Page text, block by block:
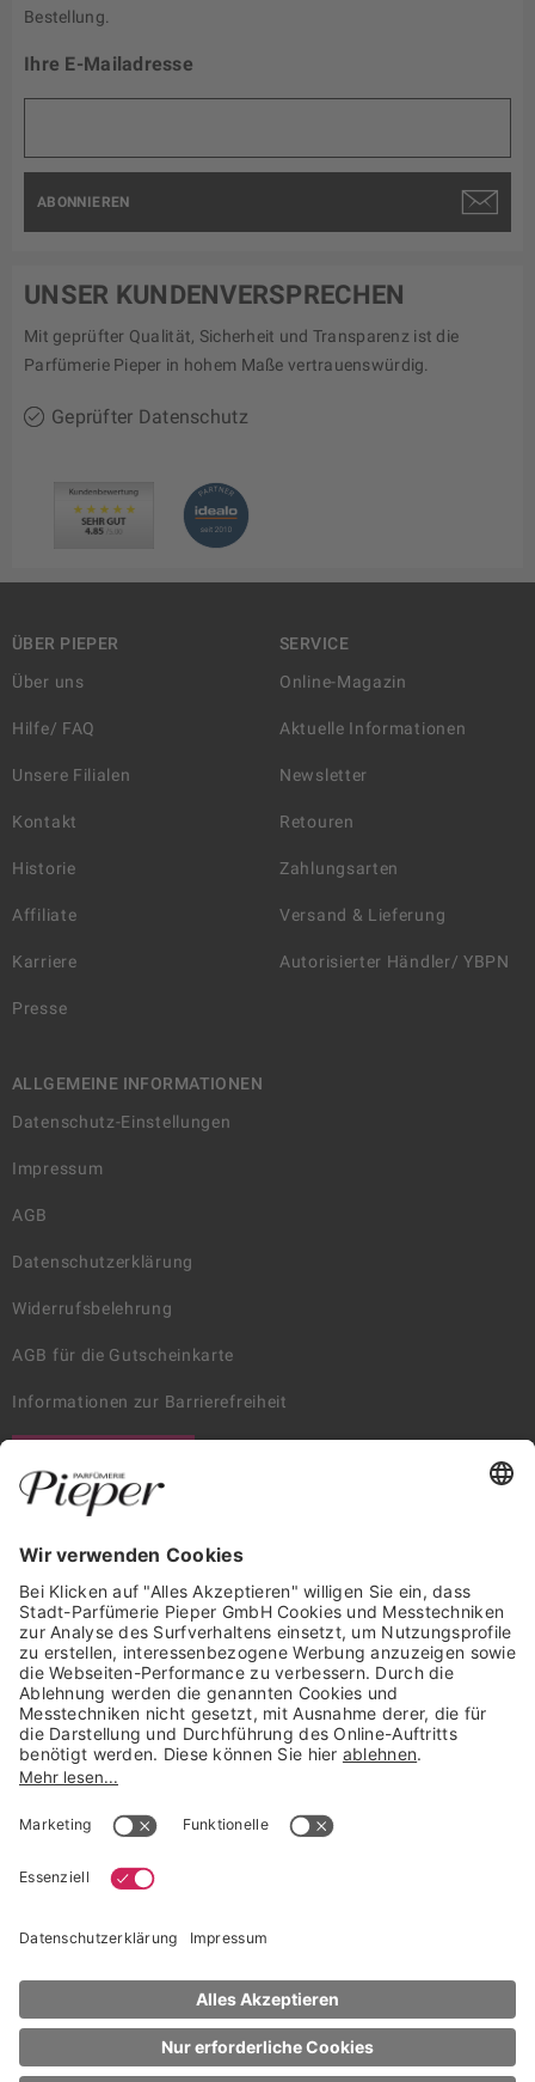
Eye Makeup
Idôle Tint
Bestellung.
Ihre E-Mailadresse
ABONNIEREN
UNSER KUNDENVERSPRECHEN
Mit geprüfter Qualität, Sicherheit und Transparenz ist die
Parfümerie Pieper in hohem Maße vertrauenswürdig.
Geprüfter Datenschutz
ÜBER PIEPER
Über uns
Hilfe/ FAQ
Unsere Filialen
Kontakt
Historie
Affiliate
Karriere
Presse
SERVICE
Online-Magazin
Aktuelle Informationen
Newsletter
Retouren
Zahlungsarten
Versand & Lieferung
Autorisierter Händler/ YBPN
ALLGEMEINE INFORMATIONEN
Datenschutz-Einstellungen
Impressum
AGB
Datenschutzerklärung
Widerrufsbelehrung
AGB für die Gutscheinkarte
Informationen zur Barrierefreiheit
Trusted Shops Mitglied seit 2010
* unverbindliche Preisempfehlung der Verbundgruppe beauty alliance
NACH OBEN